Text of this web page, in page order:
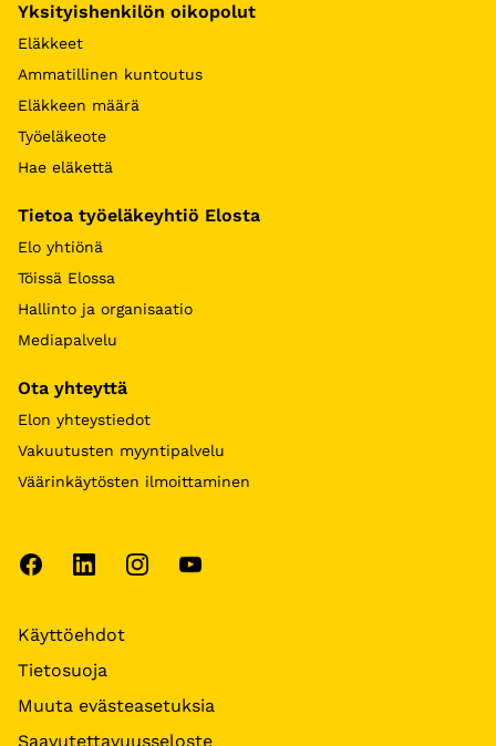
Yksityishenkilön oikopolut
Eläkkeet
Ammatillinen kuntoutus
Eläkkeen määrä
Työeläkeote
Hae eläkettä
Tietoa työeläkeyhtiö Elosta
Elo yhtiönä
Töissä Elossa
Hallinto ja organisaatio
Mediapalvelu
Ota yhteyttä
Elon yhteystiedot
Vakuutusten myyntipalvelu
Väärinkäytösten ilmoittaminen
Käyttöehdot
Tietosuoja
Muuta evästeasetuksia
Saavutettavuusseloste